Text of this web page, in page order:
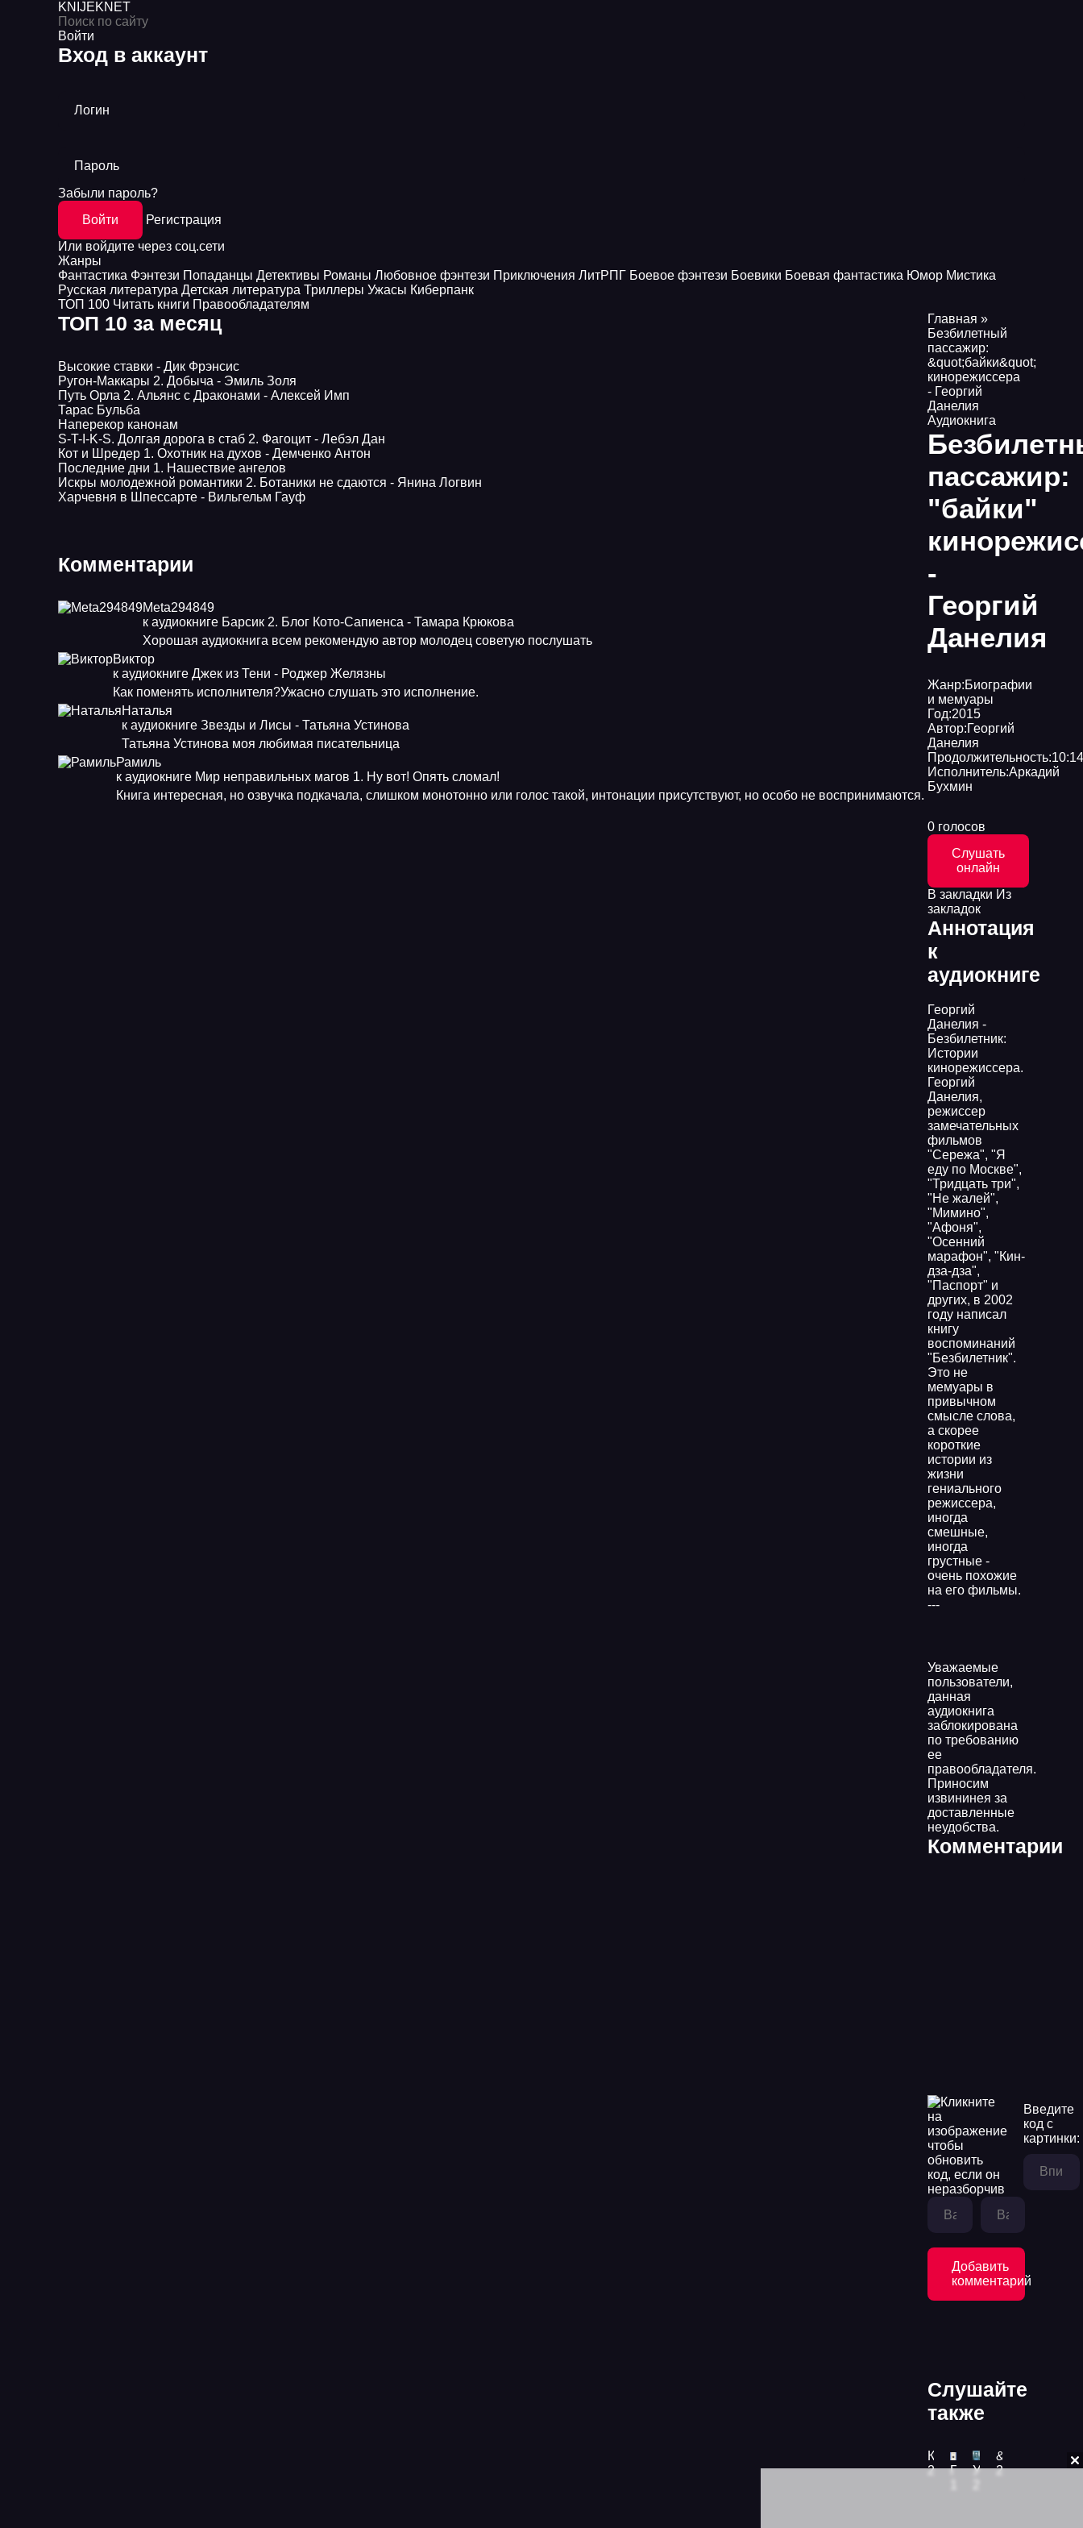
KNIJEKNET
Войти
Вход в аккаунт
Логин
Пароль
Забыли пароль?
Войти
Регистрация
Или войдите через соц.сети
Жанры
Фантастика Фэнтези Попаданцы Детективы Романы Любовное фэнтези Приключения ЛитРПГ Боевое фэнтези Боевики Боевая фантастика Юмор Мистика
Русская литература Детская литература Триллеры Ужасы Киберпанк
ТОП 100 Читать книги Правообладателям
ТОП 10 за месяц
Высокие ставки - Дик Фрэнсис
Ругон-Маккары 2. Добыча - Эмиль Золя
Путь Орла 2. Альянс с Драконами - Алексей Имп
Тарас Бульба
Наперекор канонам
S-T-I-K-S. Долгая дорога в стаб 2. Фагоцит - Лебэл Дан
Кот и Шредер 1. Охотник на духов - Демченко Антон
Последние дни 1. Нашествие ангелов
Искры молодежной романтики 2. Ботаники не сдаются - Янина Логвин
Харчевня в Шпессарте - Вильгельм Гауф
Комментарии
Meta294849
к аудиокниге Барсик 2. Блог Кото-Сапиенса - Тамара Крюкова
Хорошая аудиокнига всем рекомендую автор молодец советую послушать
Виктор
к аудиокниге Джек из Тени - Роджер Желязны
Как поменять исполнителя?Ужасно слушать это исполнение.
Наталья
к аудиокниге Звезды и Лисы - Татьяна Устинова
Татьяна Устинова моя любимая писательница
Рамиль
к аудиокниге Мир неправильных магов 1. Ну вот! Опять сломал!
Книга интересная, но озвучка подкачала, слишком монотонно или голос такой, интонации присутствуют, но особо не воспринимаются.
Главная »
Безбилетный
пассажир:
&quot;байки&quot;
кинорежиссера
- Георгий
Данелия
Аудиокнига
пассажир:
"байки"
-
Георгий
Данелия
Жанр:Биографии
и мемуары
Год:2015
Автор:Георгий
Данелия
Продолжительность:
Исполнитель:Аркадий
Бухмин
0 голосов
Слушать
онлайн
В закладки Из
закладок
Аннотация
к
аудиокниге
Георгий
Данелия -
Безбилетник:
Истории
кинорежиссера.
Георгий
Данелия,
режиссер
замечательных
фильмов
"Сережа", "Я
еду по Москве",
"Тридцать три",
"Не жалей",
"Мимино",
"Афоня",
"Осенний
марафон", "Кин-
дза-дза",
"Паспорт" и
других, в 2002
году написал
книгу
воспоминаний
"Безбилетник".
Это не
мемуары в
привычном
смысле слова,
а скорее
короткие
истории из
жизни
гениального
режиссера,
иногда
смешные,
иногда
грустные -
очень похожие
на его фильмы.
---
Уважаемые
пользователи,
данная
аудиокнига
заблокирована
по требованию
ее
правообладателя.
Приносим
извининея за
доставленные
неудобства.
Комментарии
Введите
код с
картинки:
Добавить
комментарий
Слушайте
также
2015
Повести и рассказы - Николай Лесков Уинстон Черчилль - Владимир Трухановский
2018